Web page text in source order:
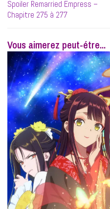
l’article
Previous
post:
Spoiler Remarried Empress –
Chapitre 275 à 277
Vous aimerez peut-étre...